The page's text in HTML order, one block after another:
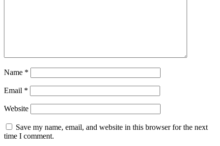
Name *
Email *
Website
Save my name, email, and website in this browser for the next
time I comment.